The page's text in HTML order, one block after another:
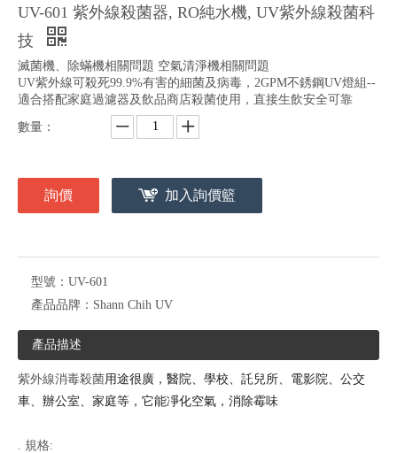
UV-601 紫外線殺菌器, RO純水機, UV紫外線殺菌科
技
滅菌機、除蟎機相關問題 空氣清淨機相關問題
UV紫外線可殺死99.9%有害的細菌及病毒，2GPM不銹鋼UV燈組--
適合搭配家庭過濾器及飲品商店殺菌使用，直接生飲安全可靠
數量：
詢價 加入詢價籃
型號： UV-601
產品品牌： Shann Chih UV
產品描述
紫外線消毒殺菌用途很廣，醫院、學校、 託兒所、電影院、公交
車、辦公室、家庭等，它能凈化空氣，消除霉味
. 規格: